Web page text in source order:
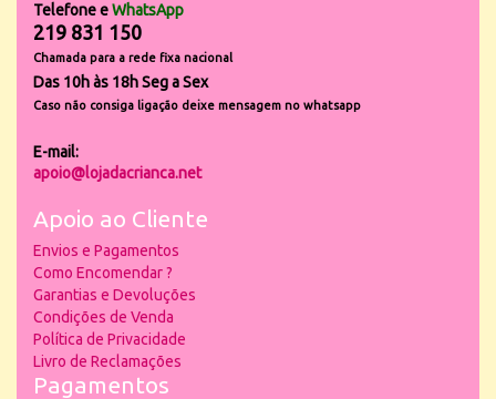
Telefone eWhatsApp
219 831 150
Chamada para a rede fixa nacional
Das 10h às 18h Seg a Sex
Caso não consiga ligação deixe mensagem no whatsapp
E-mail:
apoio@lojadacrianca.net
Apoio ao Cliente
Envios e Pagamentos
Como Encomendar ?
Garantias e Devoluções
Condições de Venda
Política de Privacidade
Livro de Reclamações
Pagamentos